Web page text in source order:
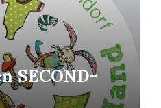
SECOND-